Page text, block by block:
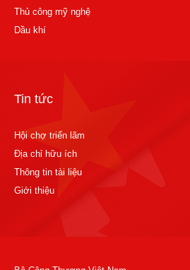
Thủ công mỹ nghệ
Dầu khí
Tin tức
Hội chợ triển lãm
Địa chỉ hữu ích
Thông tin tài liệu
Giới thiệu